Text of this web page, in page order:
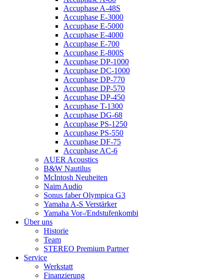
Accuphase A-48S
Accuphase E-3000
Accuphase E-5000
Accuphase E-4000
Accuphase E-700
Accuphase E-800S
Accuphase DP-1000
Accuphase DC-1000
Accuphase DP-770
Accuphase DP-570
Accuphase DP-450
Accuphase T-1300
Accuphase DG-68
Accuphase PS-1250
Accuphase PS-550
Accuphase DF-75
Accuphase AC-6
AUER Acoustics
B&W Nautilus
McIntosh Neuheiten
Naim Audio
Sonus faber Olympica G3
Yamaha A-S Verstärker
Yamaha Vor-/Endstufenkombi
Über uns
Historie
Team
STEREO Premium Partner
Service
Werkstatt
Finanzierung